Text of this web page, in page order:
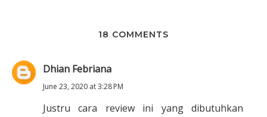
18 COMMENTS
Dhian Febriana
June 23, 2020 at 3:28 PM
Justru cara review ini yang dibutuhkan